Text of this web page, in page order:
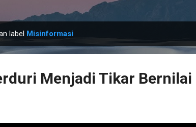
label Misinformasi
Menjadi Tikar Bernilai